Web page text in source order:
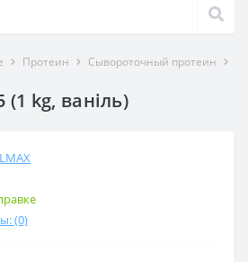
Протеин Сывороточный протеин
kg, ваніль)
(0)